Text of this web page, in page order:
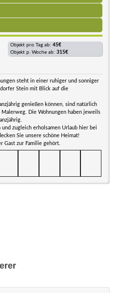
Objekt pro Tag ab: 45€
Objekt p. Woche ab: 315€
steht in einer ruhiger und sonniger
Stein mit Blick auf die
genießen können, sind natürlich
Die Wohnungen haben jeweils
zugleich erholsamen Urlaub hier bei
Sie unsere schöne Heimat!
Gast zur Familie gehört.